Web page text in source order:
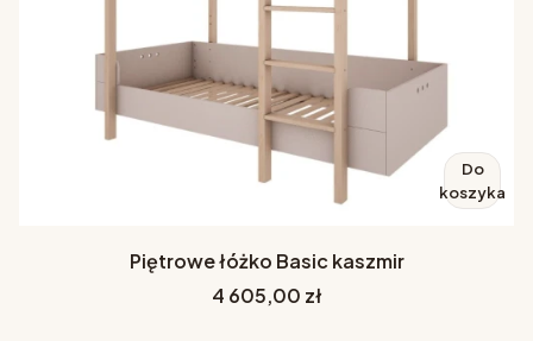
Do
koszyka
Piętrowe łóżko Basic kaszmir
Cena
4 605,00 zł